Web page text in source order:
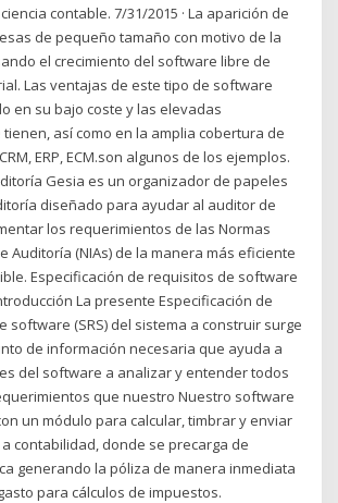
contable. 7/31/2015 · La aparición de
de pequeño tamaño con motivo de la
el crecimiento del software libre de
Las ventajas de este tipo de software
en su bajo coste y las elevadas
así como en la amplia cobertura de
ERP, ECM.son algunos de los ejemplos.
Gesia es un organizador de papeles
diseñado para ayudar al auditor de
los requerimientos de las Normas
Auditoría (NIAs) de la manera más eficiente
Especificación de requisitos de software
La presente Especificación de
software (SRS) del sistema a construir surge
de información necesaria que ayuda a
del software a analizar y entender todos
que nuestro Nuestro software
un módulo para calcular, timbrar y enviar
contabilidad, donde se precarga de
generando la póliza de manera inmediata
para cálculos de impuestos.